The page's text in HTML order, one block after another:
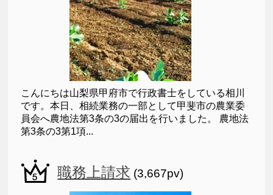
こんにちは山梨県甲府市で行政書士をしている相川
です。本日、相続業務の一部として甲斐市の農業委
員会へ農地法第3条の3の届出を行いました。 農地法
第3条の3第1項...
職務上請求 (3,667pv)